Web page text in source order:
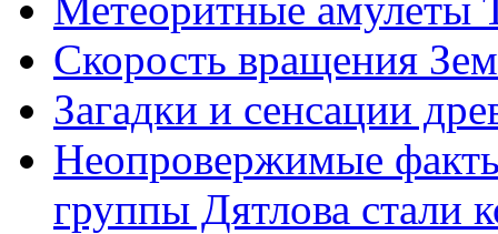
Метеоритные амулеты
Скорость вращения
Загадки и сенсации
Неопровержимые
группы Дятлова стали